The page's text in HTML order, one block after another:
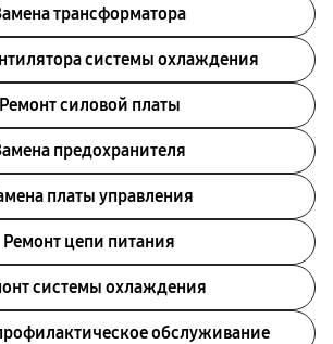
трансформатора
системы охлаждения
Ремонт силовой платы
предохранителя
платы управления
Ремонт цепи питания
системы охлаждения
обслуживание